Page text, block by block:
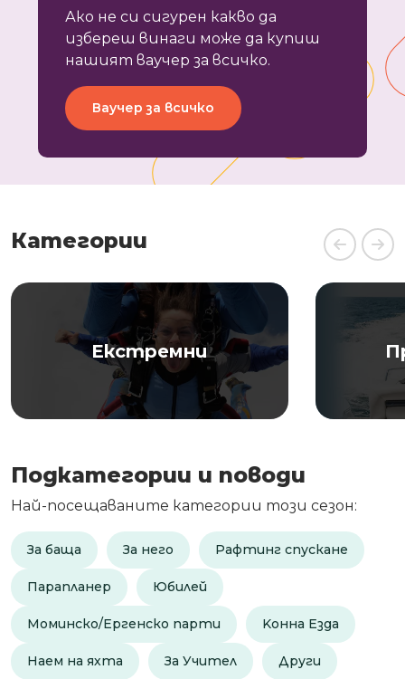
Ако не си сигурен какво да
избереш винаги може да купиш
нашият ваучер за всичко.
Ваучер за всичко
Категории
Екстремни
Подкатегории и поводи
Най-посещаваните категории този сезон:
За баща За него Рафтинг спускане
Парапланер Юбилей
Моминско/Ергенско парти Kонна Езда
Наем на яхта За Учител Други